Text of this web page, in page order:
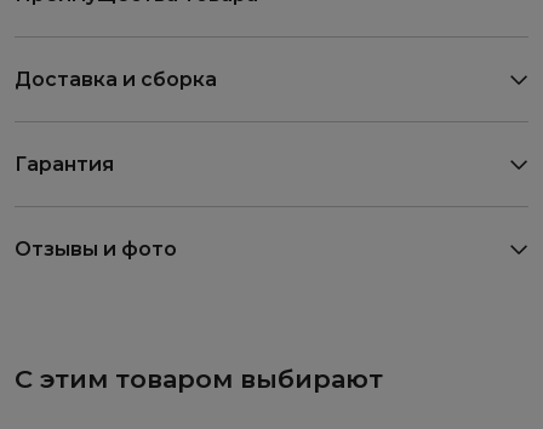
Доставка и сборка
Гарантия
Отзывы и фото
С этим товаром выбирают